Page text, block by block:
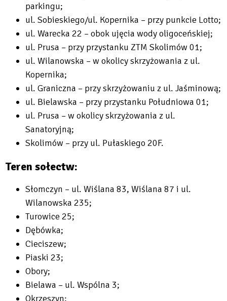
parkingu;
ul. Sobieskiego/ul. Kopernika – przy punkcie Lotto;
ul. Warecka 22 – obok ujęcia wody oligoceńskiej;
ul. Prusa – przy przystanku ZTM Skolimów 01;
ul. Wilanowska – w okolicy skrzyżowania z ul.
Kopernika;
ul. Graniczna – przy skrzyżowaniu z ul. Jaśminową;
ul. Bielawska – przy przystanku Południowa 01;
ul. Prusa – w okolicy skrzyżowania z ul.
Sanatoryjną;
Skolimów – przy ul. Pułaskiego 20F.
Teren sołectw:
Słomczyn – ul. Wiślana 83, Wiślana 87 i ul.
Wilanowska 235;
Turowice 25;
Dębówka;
Cieciszew;
Piaski 23;
Obory;
Bielawa – ul. Wspólna 3;
Okrzeszyn;